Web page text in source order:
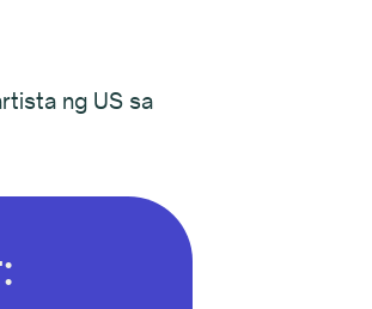
ng US sa